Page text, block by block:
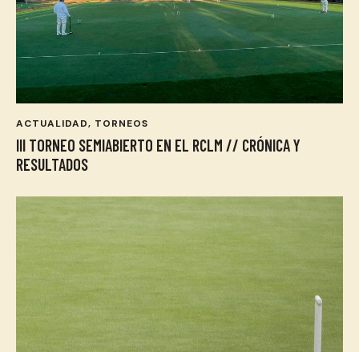
ACTUALIDAD, TORNEOS
III TORNEO SEMIABIERTO EN EL RCLM // CRÓNICA Y
RESULTADOS